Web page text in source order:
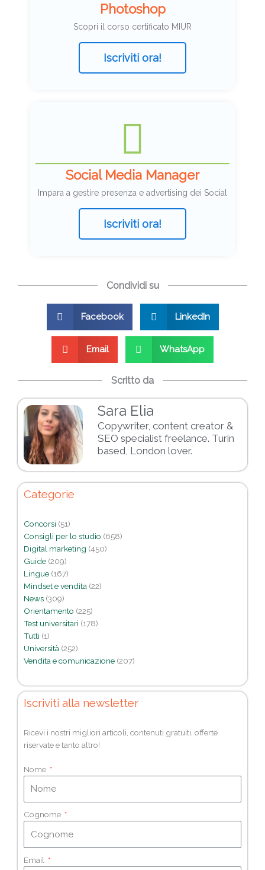
Photoshop
Scopri il corso certificato MIUR
Iscriviti ora!
Social Media Manager
Impara a gestire presenza e advertising dei Social
Iscriviti ora!
Condividi su
Facebook LinkedIn
Email WhatsApp
Scritto da
Sara Elia
Copywriter, content creator &
SEO specialist freelance. Turin
based, London lover.
Categorie
Concorsi (51)
Consigli per lo studio (658)
Digital marketing (450)
Guide (209)
Lingue (167)
Mindset e vendita (22)
News (309)
Orientamento (225)
Test universitari (178)
Tutti (1)
Università (252)
Vendita e comunicazione (207)
Iscriviti alla newsletter
Ricevi i nostri migliori articoli, contenuti gratuiti, offerte
riservate e tanto altro!
Nome
Cognome
Email